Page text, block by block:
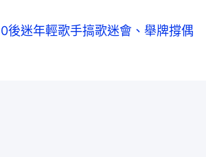
後迷年輕歌手搞歌迷會、舉牌撐偶